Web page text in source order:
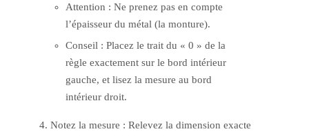
Attention : Ne prenez pas en compte
l’épaisseur du métal (la monture).
Conseil : Placez le trait du « 0 » de la
règle exactement sur le bord intérieur
gauche, et lisez la mesure au bord
intérieur droit.
Notez la mesure : Relevez la dimension exacte